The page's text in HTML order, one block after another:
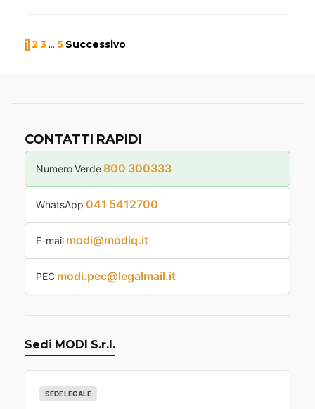
P
a
i
o
n
d
i
a
1 2 3 … 5 Successivo
CONTATTI RAPIDI
Numero Verde 800 300333
WhatsApp 041 5412700
E-mail modi@modiq.it
PEC modi.pec@legalmail.it
Sedi MODI S.r.l.
SEDE LEGALE